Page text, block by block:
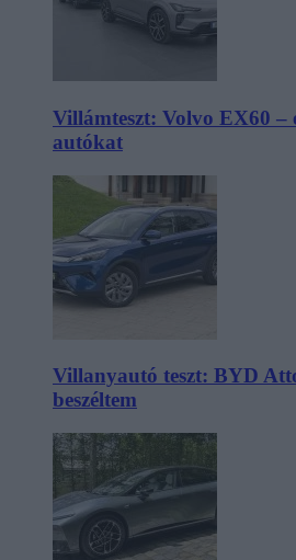
Villámteszt: Volvo EX60 –
autókat
Villanyautó teszt: BYD
beszéltem